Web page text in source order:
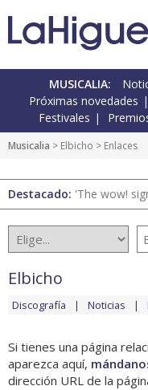
MUSICALIA:
Próximas novedades
Festivales
Musicalia > Elbicho > Enlaces
Destacado: 'The wow!
Elbicho
Discografía Noticias
Si tienes una página
aparezca aquí,
dirección URL de la